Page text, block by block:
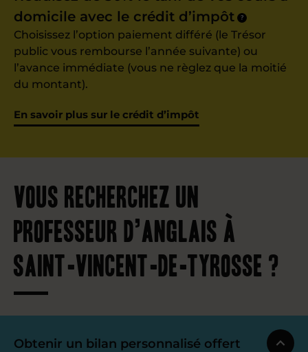
domicile avec le crédit d’impôt
?
Choisissez l’option paiement différé (le Trésor
public vous rembourse l’année suivante) ou
l’avance immédiate (vous ne règlez que la moitié
du montant).
En savoir plus sur le crédit d’impôt
Vous recherchez un
professeur d’anglais à
Saint-Vincent-de-Tyrosse ?
Obtenir un bilan personnalisé offert